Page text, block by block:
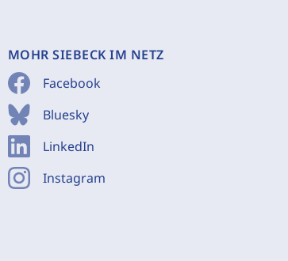
MOHR SIEBECK IM NETZ
Facebook
Bluesky
LinkedIn
Instagram